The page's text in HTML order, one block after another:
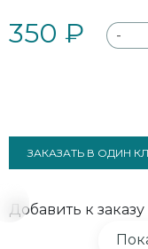
350 ₽ -
ЗАКАЗАТЬ В ОДИН
Добавить к заказу